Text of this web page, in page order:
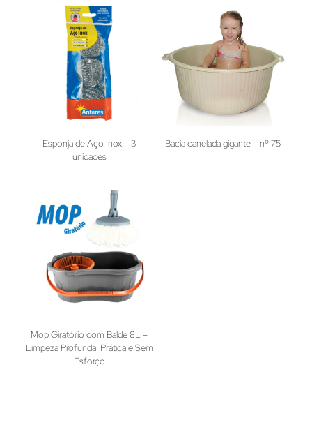
Esponja de Aço Inox – 3
unidades
Bacia canelada gigante – nº 75
Mop Giratório com Balde 8L –
Limpeza Profunda, Prática e Sem
Esforço